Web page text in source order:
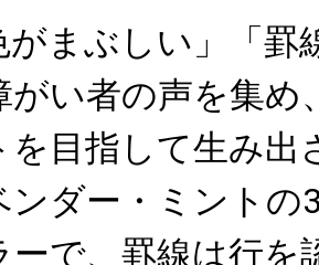
がまぶしい」「
がい者の声を集め
を目指して生み出
ンダー・ミントの
ーで、罫線は行を